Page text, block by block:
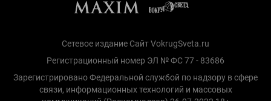
Сетевое издание Сайт VokrugSveta.ru
Регистрационный номер ЭЛ № ФС 77 - 83686
Зарегистрировано Федеральной службой по надзору в сфере
связи, информационных технологий и массовых